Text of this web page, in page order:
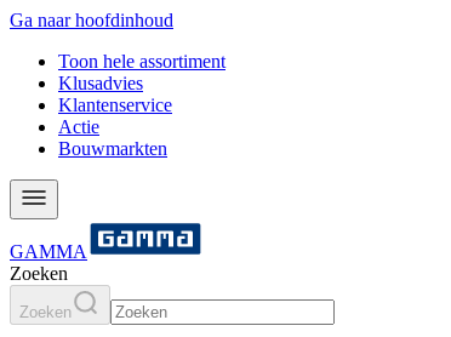
Ga naar hoofdinhoud
Toon hele assortiment
Klusadvies
Klantenservice
Actie
Bouwmarkten
GAMMA
Zoeken
Zoeken